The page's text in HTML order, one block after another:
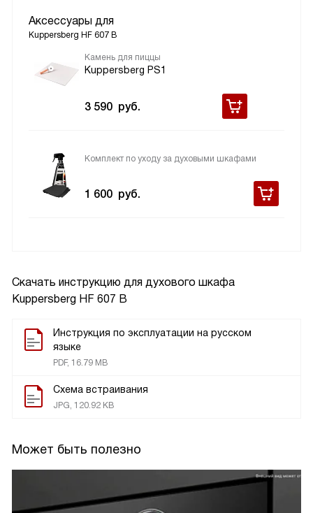
Скачать инструкцию для духового шкафа
Kuppersberg HF 607 B
Инструкция по эксплуатации на русском
языке
PDF, 16.79 MB
Схема встраивания
JPG, 120.92 KB
Может быть полезно
Аксессуары для
Kuppersberg HF 607 B
Камень для пиццы
Kuppersberg PS1
3 590 руб.
Комплект по уходу за духовыми шкафами
1 600 руб.